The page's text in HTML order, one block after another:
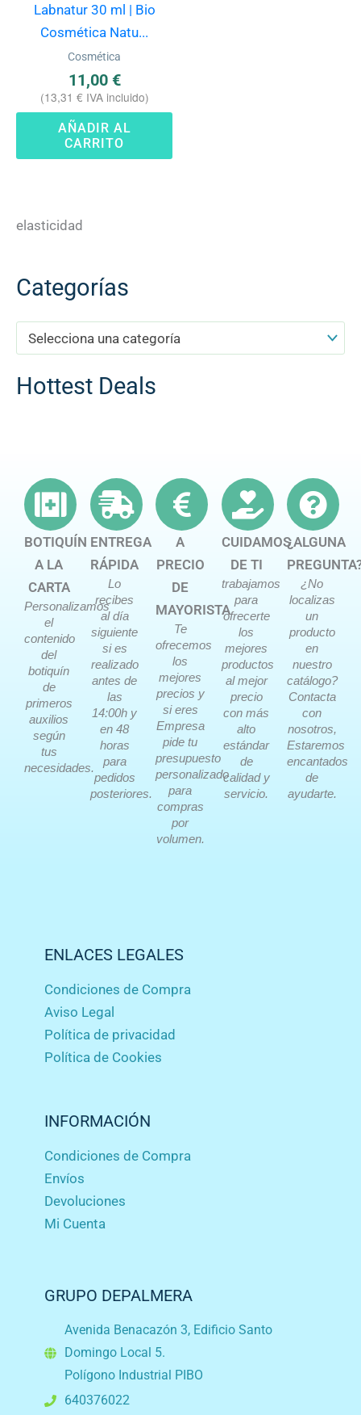
Categorías
Selecciona una categoría
Hottest Deals
Labnatur 30 ml | Bio
Cosmética Natu...
Cosmética
11,00 €
(13,31 € IVA incluido)
AÑADIR AL
CARRITO
elasticidad
BOTIQUÍN
A LA
CARTA
Personalizamos
el
contenido
del
botiquín
de
primeros
auxilios
según
tus
necesidades.
ENTREGA
RÁPIDA
Lo
recibes
al día
siguiente
si es
realizado
antes de
las
14:00h y
en 48
horas
para
pedidos
posteriores.
A
PRECIO
DE
MAYORISTA
Te
ofrecemos
los
mejores
precios y
si eres
Empresa
pide tu
presupuesto
personalizado
para
compras
por
volumen.
CUIDAMOS
DE TI
trabajamos
para
ofrecerte
los
mejores
productos
al mejor
precio
con más
alto
estándar
de
calidad y
servicio.
¿ALGUNA
¿No
localizas
un
producto
en
nuestro
catálogo?
Contacta
con
nosotros,
Estaremos
encantados
de
ayudarte.
ENLACES LEGALES
Condiciones de Compra
Aviso Legal
Política de privacidad
Política de Cookies
INFORMACIÓN
Condiciones de Compra
Envíos
Devoluciones
Mi Cuenta
GRUPO DEPALMERA
Avenida Benacazón 3, Edificio Santo
Domingo Local 5.
Polígono Industrial PIBO
640376022